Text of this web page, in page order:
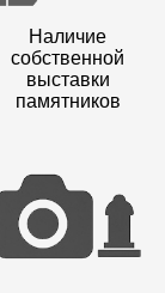
Наличие
собственной
выставки
памятников